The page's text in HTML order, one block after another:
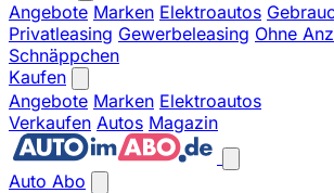
Angebote Marken Elektroautos
Privatleasing Gewerbeleasing Ohne
Schnäppchen
Kaufen
Angebote Marken Elektroautos
Verkaufen Autos Magazin
Auto Abo